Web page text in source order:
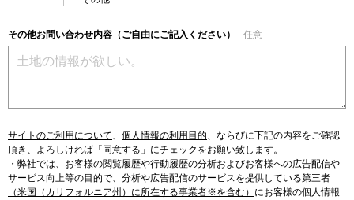
その他お問い合わせ内容（ご自由にご記入ください） 任意
サイトのご利用について、 個人情報の利用目的、 ならびに下記の内容をご確認
頂き、よろしければ「同意する」にチェックをお願い致します。
・弊社では、お客様の閲覧履歴や行動履歴の分析およびお客様への広告配信や
サービス向上等の目的で、分析や広告配信のサービスを提供している第三者
（米国（カリフォルニア州）に所在する事業者※を含む） にお客様の個人情報